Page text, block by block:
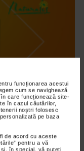
funcționarea acestui
cum se navighează
care funcționează site-
în cazul căutărilor,
noștri folosesc
pe baza
de acord cu aceste
pentru a vă
în special, vă puteți